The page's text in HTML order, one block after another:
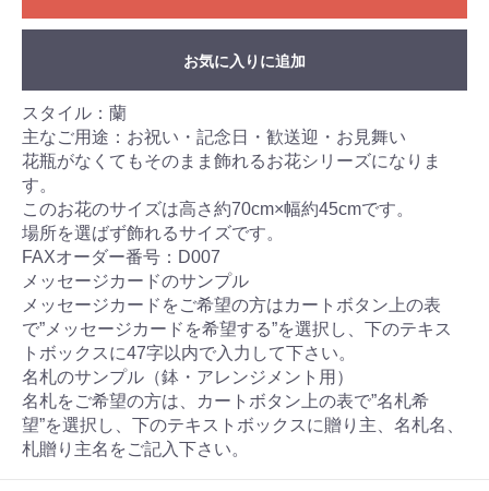
お気に入りに追加
スタイル：蘭
主なご用途：お祝い・記念日・歓送迎・お見舞い
花瓶がなくてもそのまま飾れるお花シリーズになりま
す。
このお花のサイズは高さ約70cm×幅約45cmです。
場所を選ばず飾れるサイズです。
FAXオーダー番号：D007
メッセージカードのサンプル
メッセージカードをご希望の方はカートボタン上の表
で”メッセージカードを希望する”を選択し、下のテキス
トボックスに47字以内で入力して下さい。
名札のサンプル（鉢・アレンジメント用）
名札をご希望の方は、カートボタン上の表で”名札希
望”を選択し、下のテキストボックスに贈り主、名札名、
札贈り主名をご記入下さい。